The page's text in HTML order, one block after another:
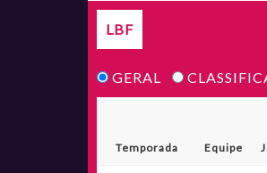
LBF
GERAL
Temporada Equipe